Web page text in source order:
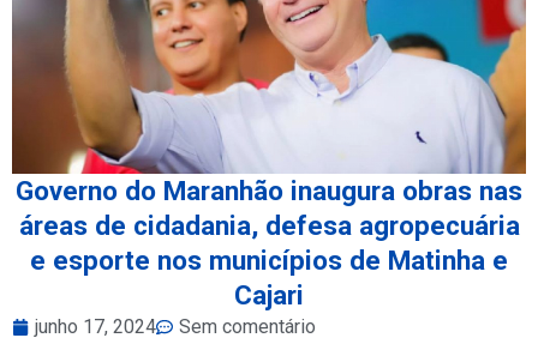
Governo do Maranhão inaugura obras nas
áreas de cidadania, defesa agropecuária
e esporte nos municípios de Matinha e
Cajari
junho 17, 2024 Sem comentário